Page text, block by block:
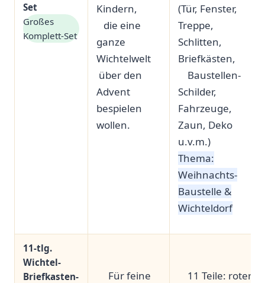
Set
Großes
Komplett-Set
Kindern,
​ ‌ ⁢ die eine⁤
ganze
Wichtelwelt
‍ ⁤über den
Advent
bespielen
wollen.
(Tür, ​Fenster,
Treppe,
Schlitten,
Briefkästen,
​ ⁢ ‍ ⁤ Baustellen-
Schilder,
Fahrzeuge,⁤
Zaun, ​Deko
u.v.m.)
Thema:
Weihnachts-
Baustelle &
Wichteldorf
11-tlg.
Wichtel-
Briefkasten-
‍ ​ ⁣ ‍ ‌ Für feine
⁢ ⁣ ⁣ ‍ 11 ⁤Teile: roter